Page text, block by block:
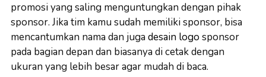
promosi yang saling menguntungkan dengan pihak
sponsor. Jika tim kamu sudah memiliki sponsor, bisa
mencantumkan nama dan juga desain logo sponsor
pada bagian depan dan biasanya di cetak dengan
ukuran yang lebih besar agar mudah di baca.